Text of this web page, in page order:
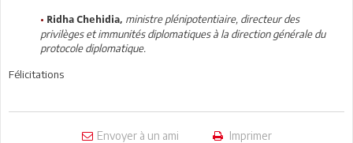
• Ridha Chehidia, ministre plénipotentiaire, directeur des
privilèges et immunités diplomatiques à la direction générale du
protocole diplomatique.
Félicitations
Envoyer à un ami Imprimer